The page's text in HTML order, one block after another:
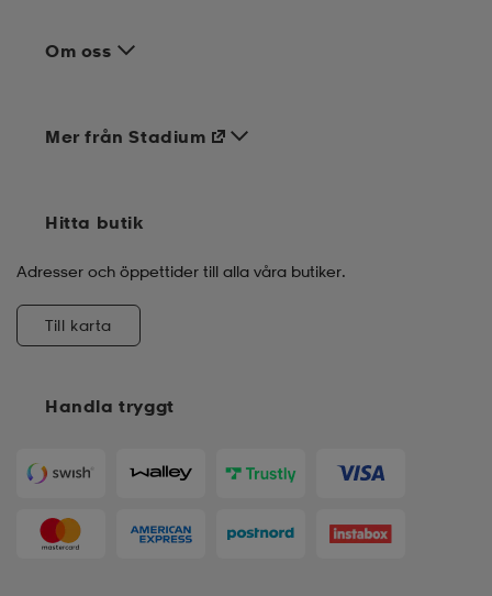
Om oss
Handla tryggt
Mer från Stadium
Hitta butik
Adresser och öppettider till alla våra butiker.
Till karta